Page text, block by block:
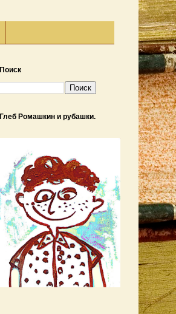
Поиск
Глеб Ромашкин и рубашки.